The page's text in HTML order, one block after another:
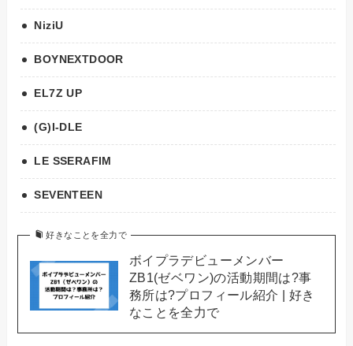
NiziU
BOYNEXTDOOR
EL7Z UP
(G)I-DLE
LE SSERAFIM
SEVENTEEN
好きなことを全力で
ボイプラデビューメンバー
ZB1(ゼベワン)の活動期間は?事
務所は?プロフィール紹介 | 好き
なことを全力で